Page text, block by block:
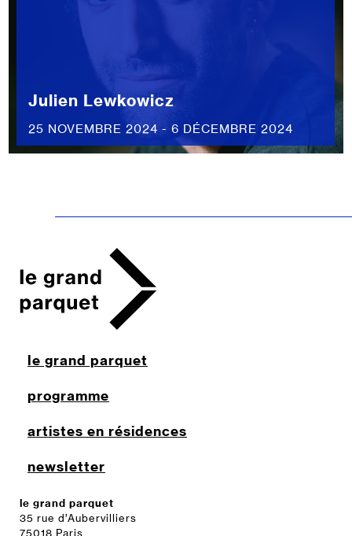
Julien Lewkowicz
25 NOVEMBRE 2024 - 6 DÉCEMBRE 2024
le grand parquet
35 rue d’Aubervilliers
75018 Paris
le grand parquet
programme
artistes en résidences
newsletter